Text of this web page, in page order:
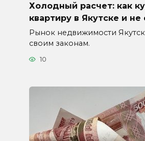
Холодный расчет: как
квартиру в Якутске и
Рынок недвижимости
своим законам.
10